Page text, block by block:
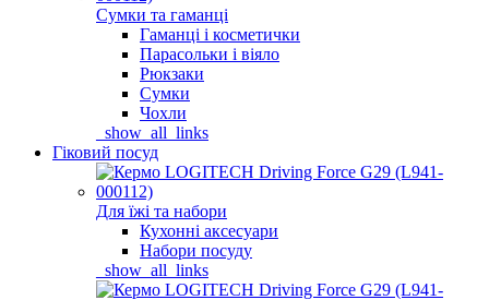
Сумки та гаманці
Гаманці і косметички
Парасольки і віяло
Рюкзаки
Сумки
Чохли
_show_all_links
Гіковий посуд
Для їжі та набори
Кухонні аксесуари
Набори посуду
_show_all_links